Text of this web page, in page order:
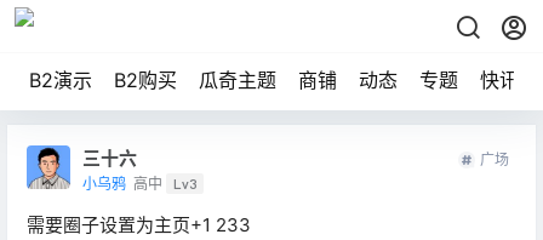
B2演示 B2购买 瓜奇主题 商铺 动态 专题 快讯
三十六
小乌鸦 高中 Lv3
广场
需要圈子设置为主页+1 233